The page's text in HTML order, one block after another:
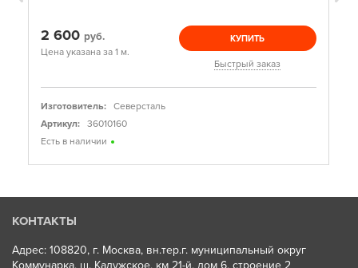
2 600 руб.
Цена указана за 1 м.
КУПИТЬ
Быстрый заказ
Изготовитель:
Северсталь
Артикул:
36010160
Есть в наличии
КОНТАКТЫ
Адрес: 108820, г. Москва, вн.тер.г. муниципальный округ
Коммунарка, ш. Калужское, км 21-й, дом 6, строение 2